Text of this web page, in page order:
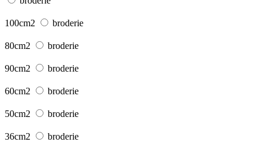
100cm2 broderie
80cm2 broderie
90cm2 broderie
60cm2 broderie
50cm2 broderie
36cm2 broderie